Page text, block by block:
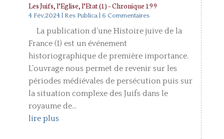
Les Juifs, l’Eglise, l’Etat (1) – Chronique 199
4 Fév,2024 Res Publica| 6 Commentaires
La publication d’une Histoire juive de la
France (1) est un événement
historiographique de première importance.
L’ouvrage nous permet de revenir sur les
périodes médiévales de persécution puis sur
la situation complexe des Juifs dans le
royaume de...
lire plus